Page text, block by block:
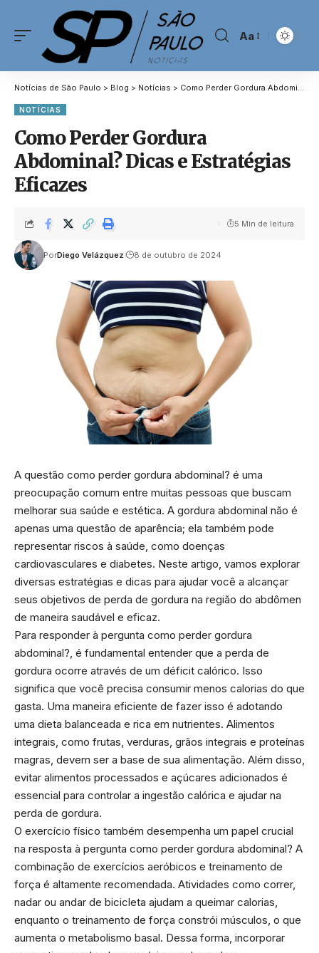
Aa
Notícias de São Paulo > Blog > Notícias > Como Perder Gordura Abdominal? Dicas e Estratégias Eficazes
NOTÍCIAS
Como Perder Gordura
Abdominal? Dicas e Estratégias
Eficazes
PorDiego Velázquez 8 de outubro de 2024
5 Min de leitura
A questão como perder gordura abdominal? é uma
preocupação comum entre muitas pessoas que buscam
melhorar sua saúde e estética. A gordura abdominal não é
apenas uma questão de aparência; ela também pode
representar riscos à saúde, como doenças
cardiovasculares e diabetes. Neste artigo, vamos explorar
diversas estratégias e dicas para ajudar você a alcançar
seus objetivos de perda de gordura na região do abdômen
de maneira saudável e eficaz.
Para responder à pergunta como perder gordura
abdominal?, é fundamental entender que a perda de
gordura ocorre através de um déficit calórico. Isso
significa que você precisa consumir menos calorias do que
gasta. Uma maneira eficiente de fazer isso é adotando
uma dieta balanceada e rica em nutrientes. Alimentos
integrais, como frutas, verduras, grãos integrais e proteínas
magras, devem ser a base de sua alimentação. Além disso,
evitar alimentos processados e açúcares adicionados é
essencial para controlar a ingestão calórica e ajudar na
perda de gordura.
O exercício físico também desempenha um papel crucial
na resposta à pergunta como perder gordura abdominal? A
combinação de exercícios aeróbicos e treinamento de
força é altamente recomendada. Atividades como correr,
nadar ou andar de bicicleta ajudam a queimar calorias,
enquanto o treinamento de força constrói músculos, o que
aumenta o metabolismo basal. Dessa forma, incorporar